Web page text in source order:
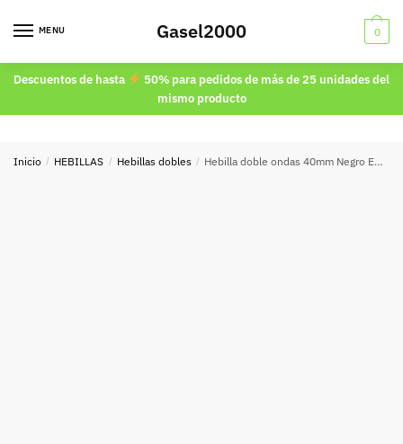
MENU Gasel2000 0
Descuentos de hasta
50% para pedidos de más de 25 unidades del
mismo producto
Inicio / HEBILLAS / Hebillas dobles / Hebilla doble ondas 40mm Negro Envejecido 8656